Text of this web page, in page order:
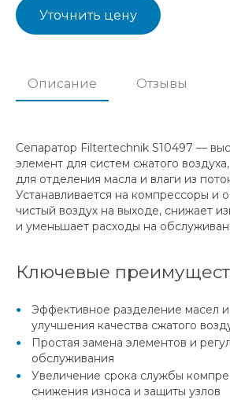
Уточнить цену
Описание Отзывы
Сепаратор Filtertechnik S10497 —
элемент для систем сжатого
для отделения масла и влаги из
Устанавливается на компрессоры и
чистый воздух на выходе, снижает
и уменьшает расходы на
Ключевые
Эффективное разделение масел и
улучшения качества сжатого
Простая замена элементов и
обслуживания
Увеличение срока службы
снижения износа и защиты узлов